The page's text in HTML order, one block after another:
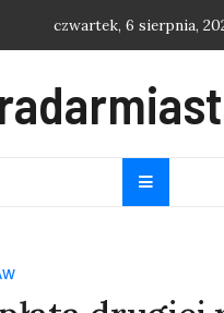
czwartek, 6 sierpnia,